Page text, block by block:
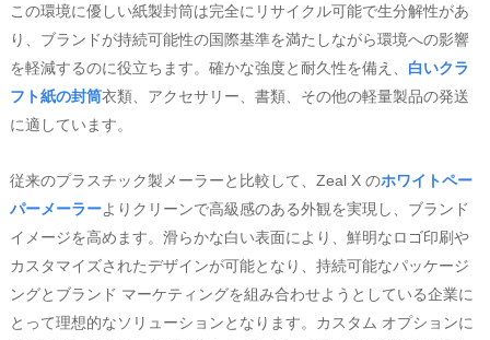
この環境に優しい紙製封筒は完全にリサイクル可能で生分解性があ
り、ブランドが持続可能性の国際基準を満たしながら環境への影響
を軽減するのに役立ちます。確かな強度と耐久性を備え、 白いクラ
フト紙の封筒衣類、アクセサリー、書類、その他の軽量製品の発送
に適しています。
従来のプラスチック製メーラーと比較して、Zeal X のホワイトペー
パーメーラーよりクリーンで高級感のある外観を実現し、ブランド
イメージを高めます。滑らかな白い表面により、鮮明なロゴ印刷や
カスタマイズされたデザインが可能となり、持続可能なパッケージ
ングとブランド マーケティングを組み合わせようとしている企業に
とって理想的なソリューションとなります。カスタム オプションに